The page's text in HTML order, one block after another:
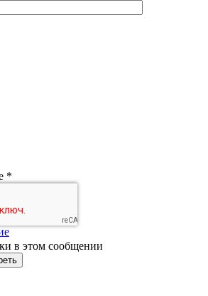
*
в этом сообщении